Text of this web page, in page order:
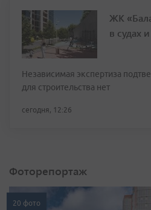
ЖК
в судах
Независимая экспертиза
для строительства нет
сегодня, 12:26
Фоторепортаж
20 фото